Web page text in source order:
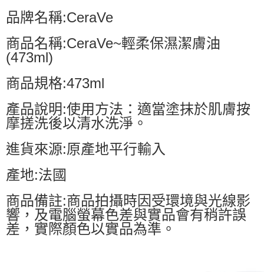
品牌名稱:CeraVe
商品名稱:CeraVe~輕柔保濕潔膚油
(473ml)
商品規格:473ml
產品說明:使用方法：適當塗抹於肌膚按
摩搓洗後以清水洗淨。
進貨來源:原產地平行輸入
產地:法國
商品備註:商品拍攝時因受環境與光線影
響，及電腦螢幕色差與實品會有稍許誤
差，實際顏色以實品為準。